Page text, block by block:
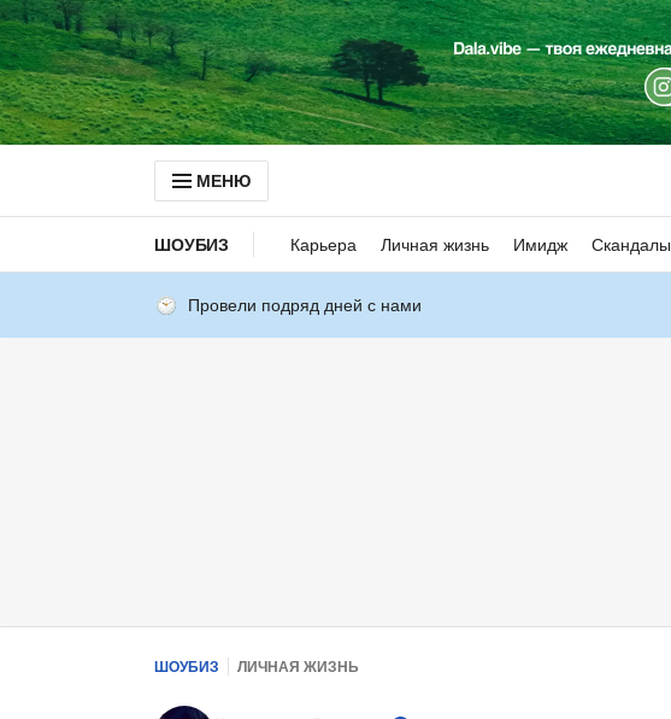
МЕНЮ
ШОУБИЗ Карьера Личная жизнь Имидж Скандалы
Провели подряд дней с нами
ШОУБИЗ ЛИЧНАЯ ЖИЗНЬ